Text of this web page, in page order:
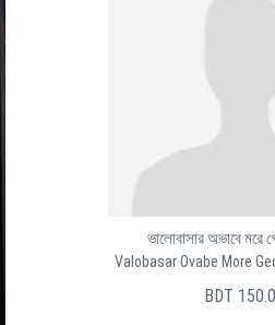
ভালোবাসার অভাবে মরে
Valobasar Ovabe More
BDT